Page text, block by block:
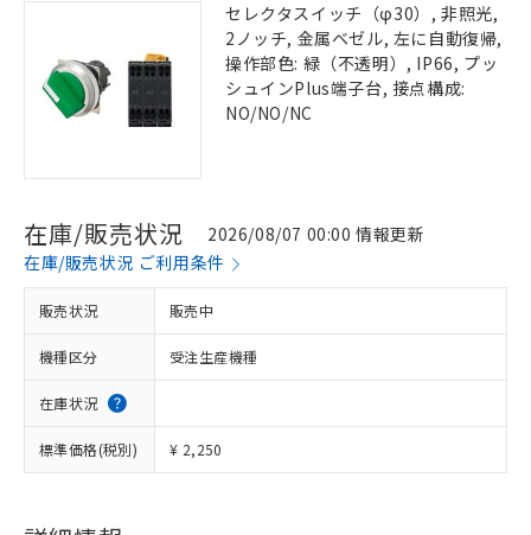
セレクタスイッチ（φ30）, 非照光,
2ノッチ, 金属ベゼル, 左に自動復帰,
操作部色: 緑（不透明）, IP66, プッ
シュインPlus端子台, 接点構成:
NO/NO/NC
在庫/販売状況
2026/08/07 00:00 情報更新
在庫/販売状況 ご利用条件
販売状況 販売中
機種区分 受注生産機種
在庫状況
標準価格(税別) ¥ 2,250